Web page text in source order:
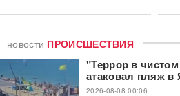
новости ПРОИСШЕСТВИЯ
"Террор в
атаковал пляж в
2026-08-08 00:06